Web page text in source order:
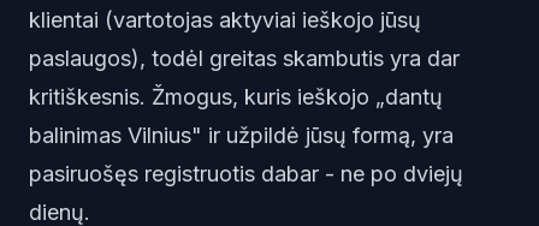
klientai (vartotojas aktyviai ieškojo jūsų
paslaugos), todėl greitas skambutis yra dar
kritiškesnis. Žmogus, kuris ieškojo „dantų
balinimas Vilnius" ir užpildė jūsų formą, yra
pasiruošęs registruotis dabar - ne po dviejų
dienų.